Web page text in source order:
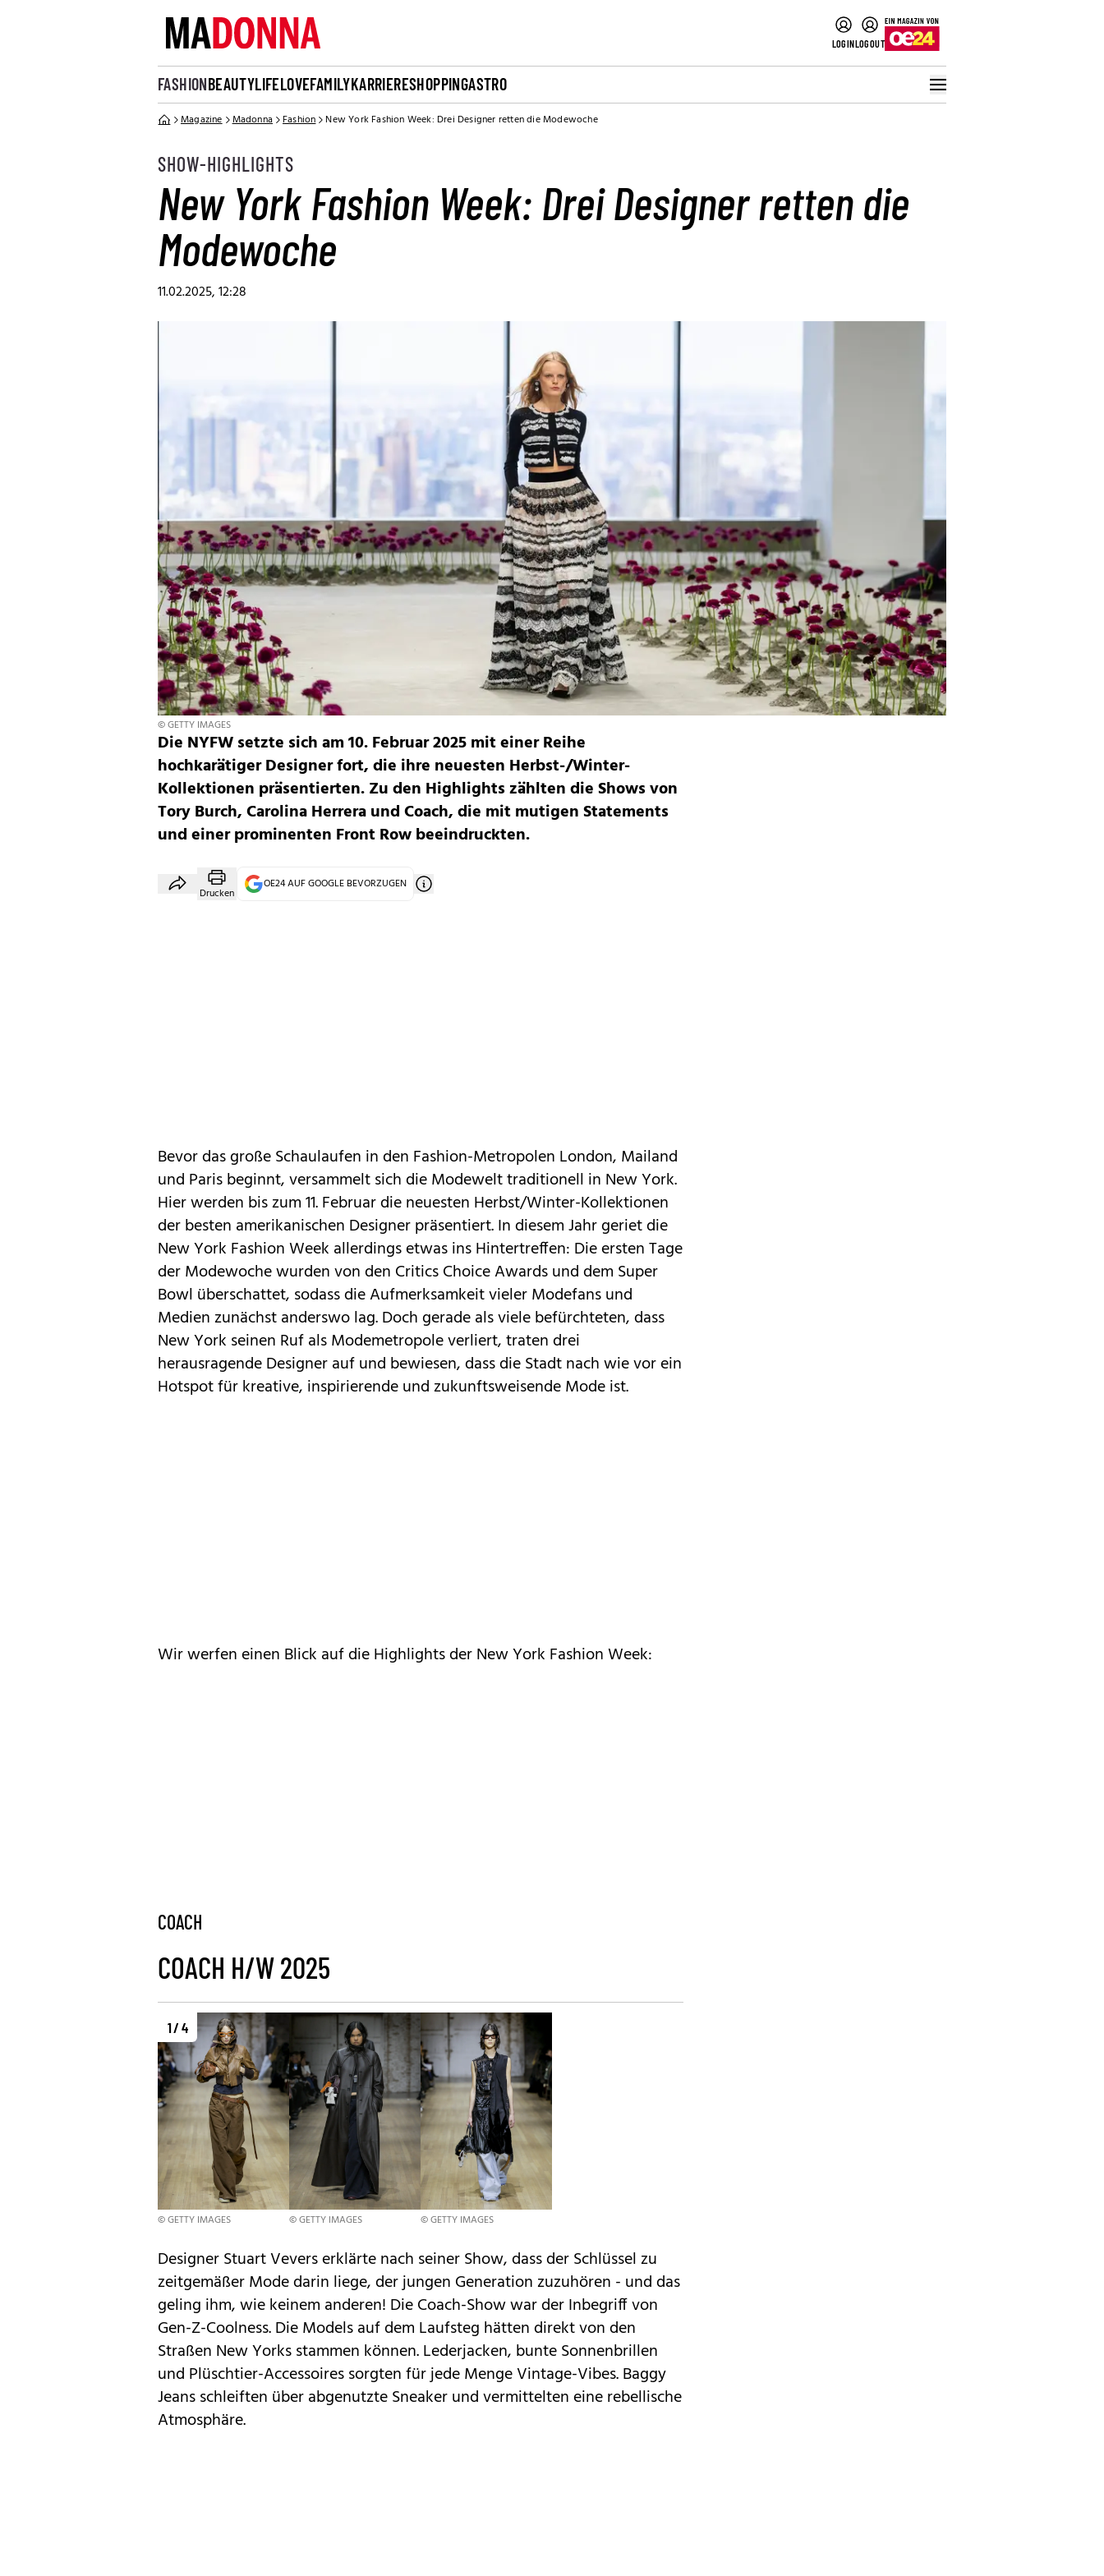
LOGINLOGOUT
FASHIONBEAUTYLIFELOVEFAMILYKARRIERESHOPPINGASTRO
Magazine Madonna Fashion New York Fashion Week: Drei Designer retten die Modewoche
SHOW-HIGHLIGHTS
New York Fashion Week: Drei Designer retten die
Modewoche
11.02.2025, 12:28
© GETTY IMAGES
Die NYFW setzte sich am 10. Februar 2025 mit einer Reihe
hochkarätiger Designer fort, die ihre neuesten Herbst-/Winter-
Kollektionen präsentierten. Zu den Highlights zählten die Shows von
Tory Burch, Carolina Herrera und Coach, die mit mutigen Statements
und einer prominenten Front Row beeindruckten.
Drucken
OE24 AUF GOOGLE BEVORZUGEN
Bevor das große Schaulaufen in den Fashion-Metropolen London, Mailand
und Paris beginnt, versammelt sich die Modewelt traditionell in New York.
Hier werden bis zum 11. Februar die neuesten Herbst/Winter-Kollektionen
der besten amerikanischen Designer präsentiert. In diesem Jahr geriet die
New York Fashion Week allerdings etwas insHintertreffen: Die ersten Tage
der Modewoche wurden von den Critics Choice Awardsund dem Super
Bowl überschattet, sodass die Aufmerksamkeit vieler Modefans und
Medien zunächst anderswo lag. Doch gerade als viele befürchteten, dass
New York seinen Ruf als Modemetropole verliert, traten drei
herausragende Designer auf und bewiesen, dass die Stadt nach wie vor ein
Hotspot für kreative, inspirierende und zukunftsweisende Mode ist.
Wir werfen einen Blick auf die Highlights der New York Fashion Week:
COACH
COACH H/W 2025
1 / 4
© GETTY IMAGES © GETTY IMAGES © GETTY IMAGES
Designer Stuart Vevers erklärte nach seiner Show, dass der Schlüssel zu
zeitgemäßer Mode darin liege, der jungen Generation zuzuhören - und das
geling ihm, wie keinem anderen! Die Coach-Show war der Inbegriff von
Gen-Z-Coolness. Die Models auf dem Laufsteg hätten direkt von den
Straßen New Yorks stammen können. Lederjacken, bunte Sonnenbrillen
und Plüschtier-Accessoires sorgten für jede Menge Vintage-Vibes. Baggy
Jeans schleiften über abgenutzte Sneaker und vermittelten eine rebellische
Atmosphäre.